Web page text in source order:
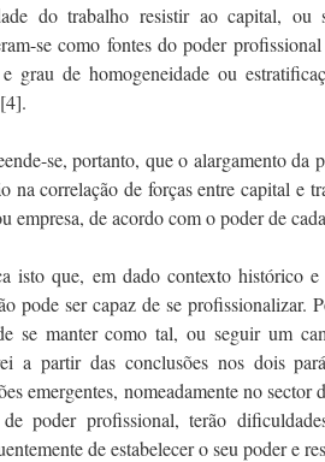
do trabalho resistir ao capital,
se como fontes do poder
grau de homogeneidade ou
se, portanto, que o alargamento da
na correlação de forças entre capital e
empresa, de acordo com o poder de
isto que, em dado contexto histórico
pode ser capaz de se profissionalizar.
se manter como tal, ou seguir um
a partir das conclusões nos dois
emergentes, nomeadamente no
poder profissional, terão
de estabelecer o seu poder e